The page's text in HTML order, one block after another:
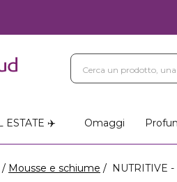
ESTATE ✈️ Omaggi
Mousse e schiume NUTRITIVE